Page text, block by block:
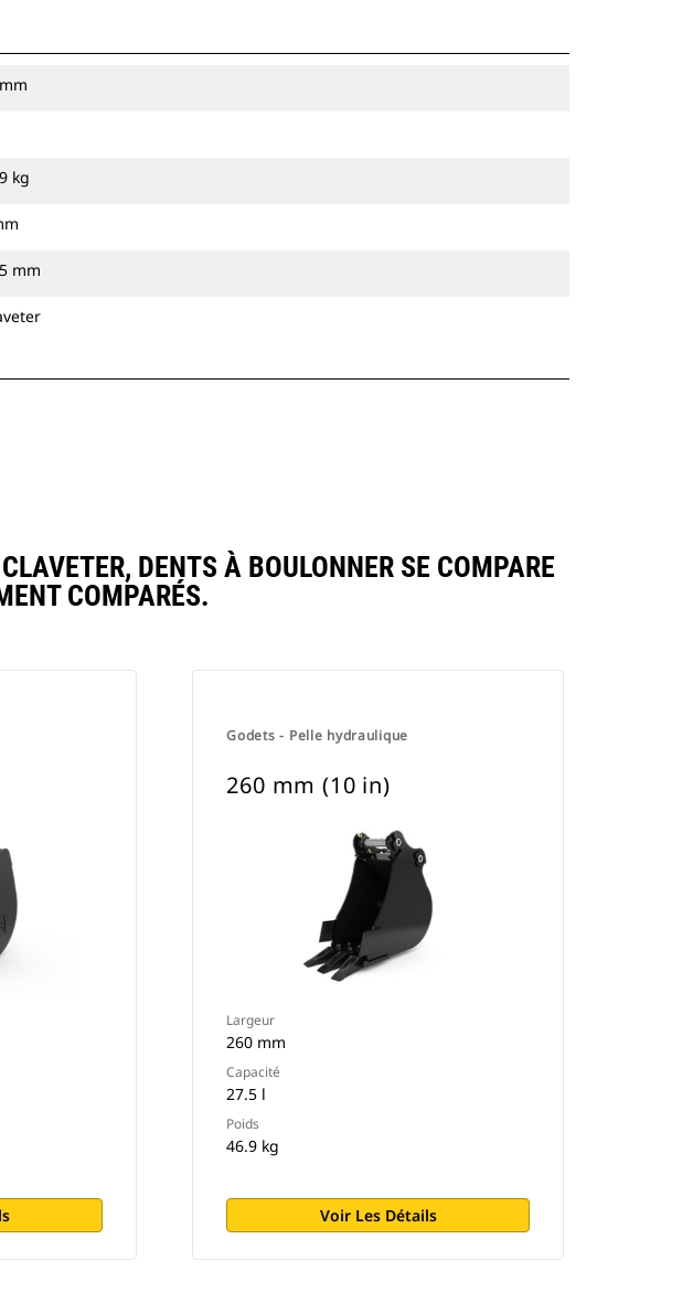
kg
mm
DENTS À BOULONNER SE COMPARE
COMPARÉS.
Godets - Pelle hydraulique
260 mm (10 in)
Largeur
260 mm
Capacité
27.5 l
Poids
46.9 kg
Voir Les Détails